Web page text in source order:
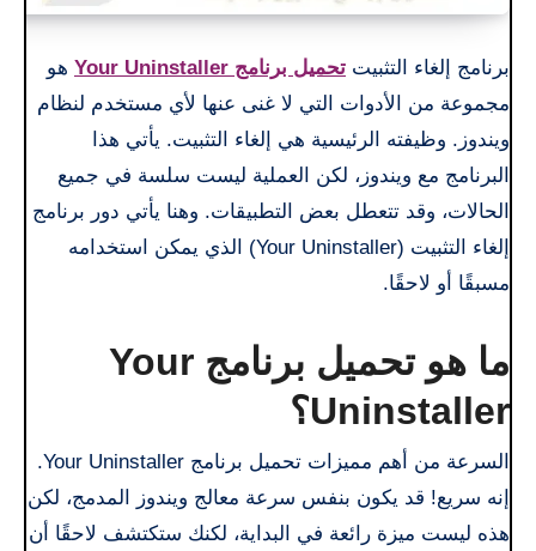
برنامج إلغاء التثبيت تحميل برنامج Your Uninstaller
هو
مجموعة من الأدوات التي لا غنى عنها لأي مستخدم لنظام
ويندوز. وظيفته الرئيسية هي إلغاء التثبيت. يأتي هذا
البرنامج مع ويندوز، لكن العملية ليست سلسة في جميع
الحالات، وقد تتعطل بعض التطبيقات. وهنا يأتي دور برنامج
إلغاء التثبيت (Your Uninstaller) الذي يمكن استخدامه
مسبقًا أو لاحقًا.
ما هو تحميل برنامج Your
Uninstaller؟
السرعة من أهم مميزات تحميل برنامج Your Uninstaller.
إنه سريع! قد يكون بنفس سرعة معالج ويندوز المدمج، لكن
هذه ليست ميزة رائعة في البداية، لكنك ستكتشف لاحقًا أن